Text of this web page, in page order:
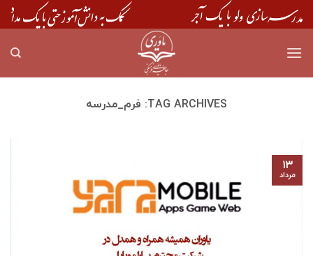
Skip
to
TAG ARCHIVES: فرم_مدرسه
۱۳
مرداد